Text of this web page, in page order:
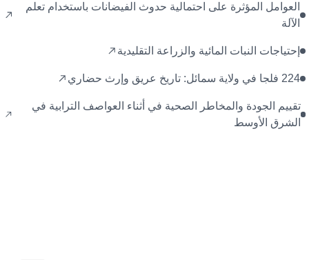
العوامل المؤثرة على احتمالية حدوث الفيضانات باستخدام تعلم
الآلة
إحتياجات النبات المائية والزراعة التقليدية
224 فلجا في ولاية سمائل: تاريخ عريق وإرث حضاري
تقييم الجودة والمخاطر الصحية في أثناء العواصف الترابية في
الشرق الأوسط